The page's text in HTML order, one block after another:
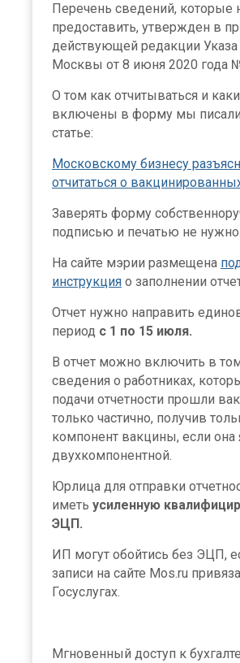
Перечень сведений, которые
предоставить, утвержден в
действующей редакции
Москвы от 8 июня 2020 года
О том как отчитываться и
включены в форму мы
статье:
Московскому бизнесу
отчитаться о
Заверять форму
подписью и печатью не нужно.
На сайте мэрии размещена
инструкция о заполнении
Отчет нужно направить
период с 1 по 15 июля.
В отчет можно включить в
сведения о работниках,
подачи отчетности прошли
только частично, получив
компонент вакцины, если она
двухкомпонентной.
Юрлица для отправки
иметь усиленную
ЭЦП.
ИП могут обойтись без ЭЦП,
записи на сайте Mos.ru
Госуслугах.
Мгновенный доступ к